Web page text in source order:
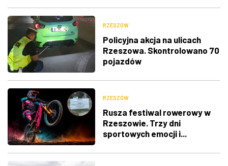
RZESZÓW
Policyjna akcja na ulicach
Rzeszowa. Skontrolowano 70
pojazdów
RZESZÓW
Rusza festiwal rowerowy w
Rzeszowie. Trzy dni
sportowych emocji i...